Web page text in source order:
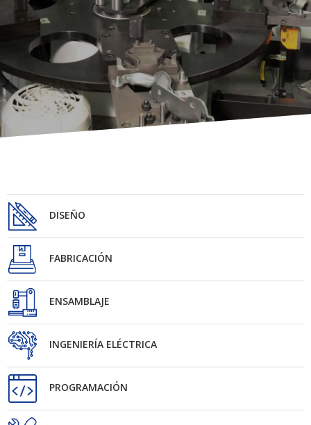
DISEÑO
FABRICACIÓN
ENSAMBLAJE
INGENIERÍA ELÉCTRICA
PROGRAMACIÓN